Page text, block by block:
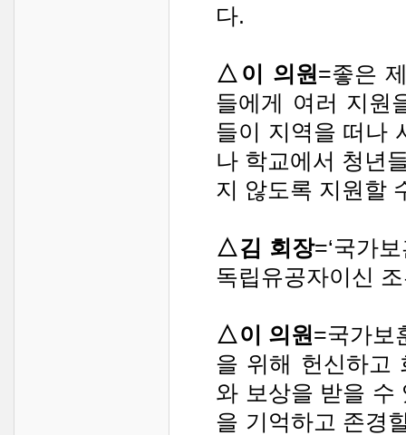
다.
△이 의원=좋은
들에게 여러 지원
들이 지역을 떠나
나 학교에서 청년
지 않도록 지원할
△김 회장=‘국가
독립유공자이신
△이 의원=국가보
을 위해 헌신하고
와 보상을 받을 수
을 기억하고 존경